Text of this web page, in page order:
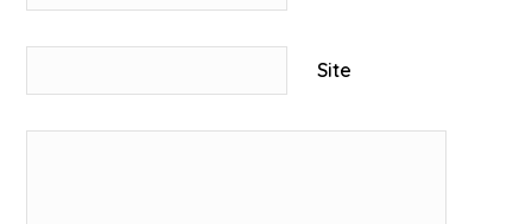
Site